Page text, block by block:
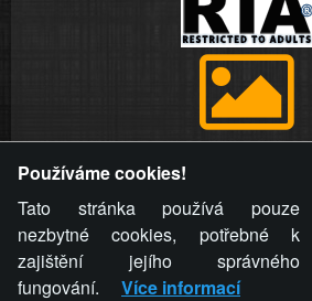
videa a komentáře. Osoba, které se toto
stránky týče, ani osoba, která umístila
stránku, nemůže z důvodu odstranění
komentáře pro výše uvedenou
provozovateli stránky žádný nárok na
nemajetkové újmy.
Používáme cookies!
Tato stránka používá pouze
nezbytné cookies, potřebné k
zajištění jejího správného
fungování.
Více informací